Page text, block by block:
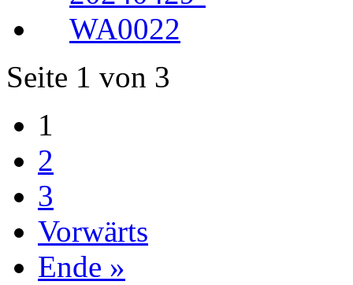
Seite 1 von 3
1
2
3
Vorwärts
Ende »